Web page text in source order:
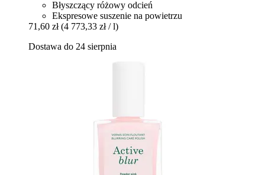
Błyszczący różowy odcień
Ekspresowe suszenie na powietrzu
71,60 zł (4 773,33 zł / l)
Dostawa do 24 sierpnia